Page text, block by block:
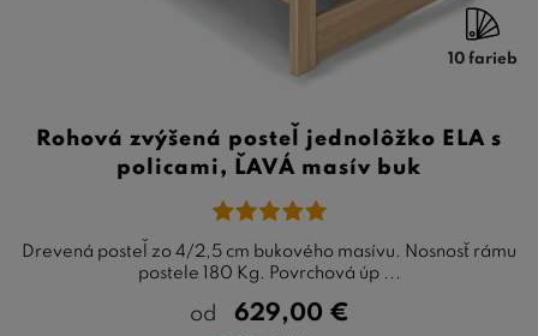
10 farieb
Rohová zvýšená posteľ jednolôžko ELA s
policami, ĽAVÁ masív buk
Drevená posteľ zo 4/2,5 cm bukového masívu. Nosnosť rámu
postele 180 Kg. Povrchová úp ...
od 629,00 €